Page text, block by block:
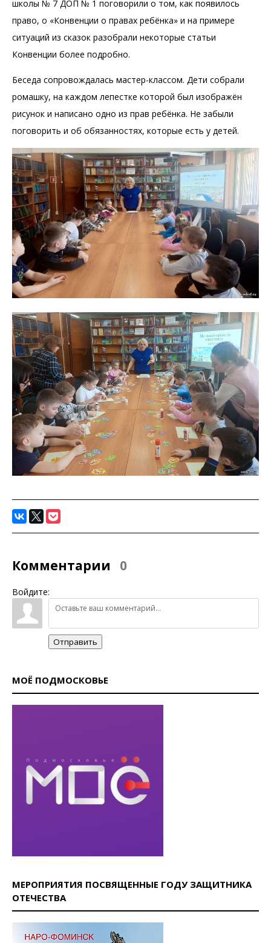
школы № 7 ДОП № 1 поговорили о том, как появилось
право, о «Конвенции о правах ребёнка» и на примере
ситуаций из сказок разобрали некоторые статьи
Конвенции более подробно.
Беседа сопровождалась мастер-классом. Дети собрали
ромашку, на каждом лепестке которой был изображён
рисунок и написано одно из прав ребёнка. Не забыли
поговорить и об обязанностях, которые есть у детей.
Комментарии 0
Войдите:
Отправить
МОЁ ПОДМОСКОВЬЕ
МЕРОПРИЯТИЯ ПОСВЯЩЕННЫЕ ГОДУ ЗАЩИТНИКА
ОТЕЧЕСТВА